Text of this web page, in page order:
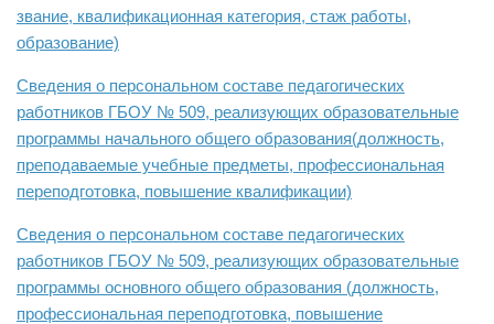
звание, квалификационная категория, стаж работы,
образование)
Сведения о персональном составе педагогических
работников ГБОУ № 509, реализующих образовательные
программы начального общего образования(должность,
преподаваемые учебные предметы, профессиональная
переподготовка, повышение квалификации)
Сведения о персональном составе педагогических
работников ГБОУ № 509, реализующих образовательные
программы основного общего образования (должность,
профессиональная переподготовка, повышение